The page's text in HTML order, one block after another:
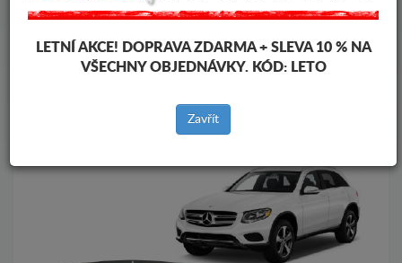
vozidel
Značky vozidel
Zpět na produkty
LETNÍ AKCE! DOPRAVA ZDARMA + SLEVA 10 % NA
VŠECHNY OBJEDNÁVKY. KÓD: LETO
Zavřít